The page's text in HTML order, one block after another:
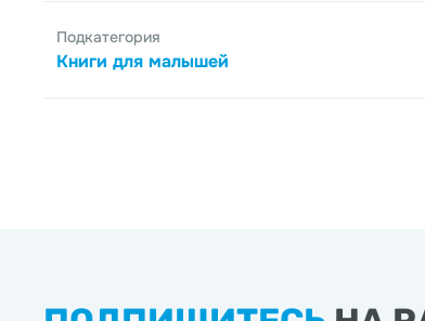
Подкатегория
Книги для малышей